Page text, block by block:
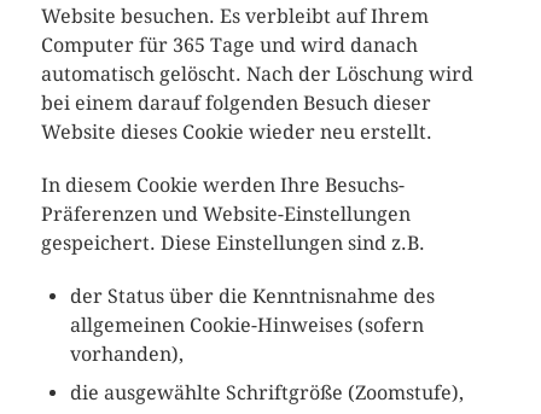
Website besuchen. Es verbleibt auf Ihrem
Computer für 365 Tage und wird danach
automatisch gelöscht. Nach der Löschung wird
bei einem darauf folgenden Besuch dieser
Website dieses Cookie wieder neu erstellt.
In diesem Cookie werden Ihre Besuchs-
Präferenzen und Website-Einstellungen
gespeichert. Diese Einstellungen sind z.B.
der Status über die Kenntnisnahme des
allgemeinen Cookie-Hinweises (sofern
vorhanden),
die ausgewählte Schriftgröße (Zoomstufe),